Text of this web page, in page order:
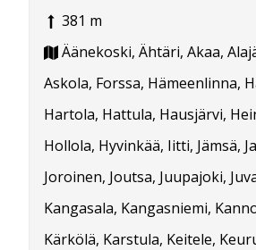
381 m
Äänekoski, Ähtäri, Akaa,
Askola, Forssa, Hämeenlinna,
Hartola, Hattula, Hausjärvi,
Hollola, Hyvinkää, Iitti, Jämsä,
Joroinen, Joutsa, Juupajoki,
Kangasala, Kangasniemi,
Kärkölä, Karstula, Keitele,